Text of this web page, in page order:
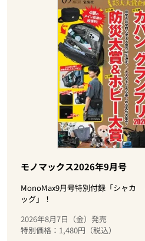
モノマックス2026年9月号
MonoMax9月号特別付録「シャカ
ッグ」！
2026年8月7日（金）発売
特別価格：1,480円（税込）